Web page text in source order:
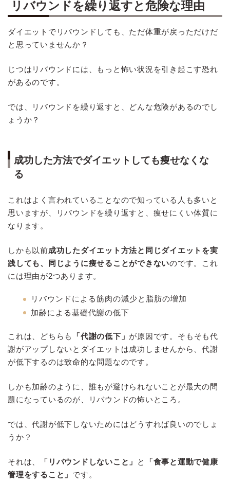
リバウンドを繰り返すと危険な理由
ダイエットでリバウンドしても、ただ体重が戻っただけだ
と思っていませんか？
じつはリバウンドには、もっと怖い状況を引き起こす恐れ
があるのです。
では、リバウンドを繰り返すと、どんな危険があるのでし
ょうか？
成功した方法でダイエットしても痩せなくな
る
これはよく言われていることなので知っている人も多いと
思いますが、リバウンドを繰り返すと、痩せにくい体質に
なります。
しかも以前成功したダイエット方法と同じダイエットを実
践しても、同じように痩せることができないのです。これ
には理由が2つあります。
リバウンドによる筋肉の減少と脂肪の増加
加齢による基礎代謝の低下
これは、どちらも 「代謝の低下」 が原因です。そもそも代
謝がアップしないとダイエットは成功しませんから、代謝
が低下するのは致命的な問題なのです。
しかも加齢のように、誰もが避けられないことが最大の問
題になっているのが、リバウンドの怖いところ。
では、代謝が低下しないためにはどうすれば良いのでしょ
うか？
それは、 「リバウンドしないこと」 と
「食事と運動で健康
管理をすること」 です。